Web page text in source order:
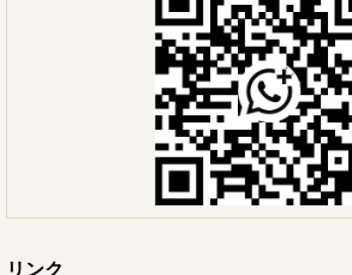
リンク